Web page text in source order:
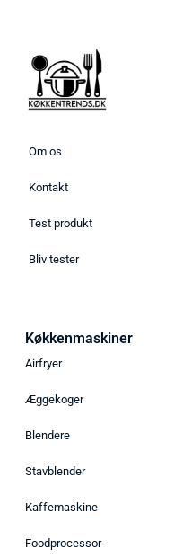
Om os
Kontakt
Test produkt
Bliv tester
Bedste Ismaskine 2026
Køkkenmaskiner
Airfryer
Æggekoger
Blendere
Stavblender
Kaffemaskine
Foodprocessor